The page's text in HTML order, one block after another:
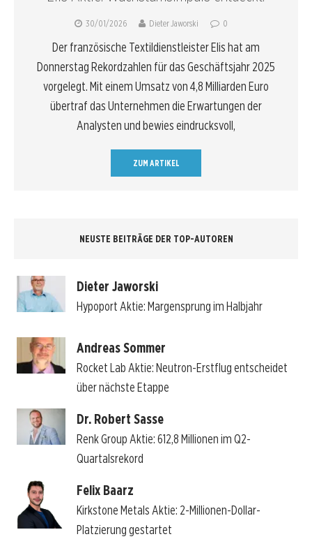
30/01/2026 Dieter Jaworski 0
Der französische Textildienstleister Elis hat am
Donnerstag Rekordzahlen für das Geschäftsjahr 2025
vorgelegt. Mit einem Umsatz von 4,8 Milliarden Euro
übertraf das Unternehmen die Erwartungen der
Analysten und bewies eindrucksvoll,
ZUM ARTIKEL
NEUSTE BEITRÄGE DER TOP-AUTOREN
Dieter Jaworski
Hypoport Aktie: Margensprung im Halbjahr
Andreas Sommer
Rocket Lab Aktie: Neutron-Erstflug entscheidet
über nächste Etappe
Dr. Robert Sasse
Renk Group Aktie: 612,8 Millionen im Q2-
Quartalsrekord
Felix Baarz
Kirkstone Metals Aktie: 2-Millionen-Dollar-
Platzierung gestartet